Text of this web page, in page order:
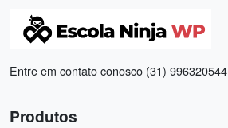
Entre em contato conosco (31) 996320544
Produtos